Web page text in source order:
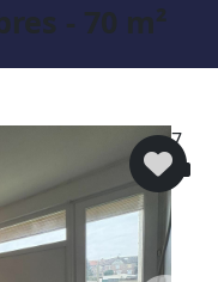
- 70 m²
7